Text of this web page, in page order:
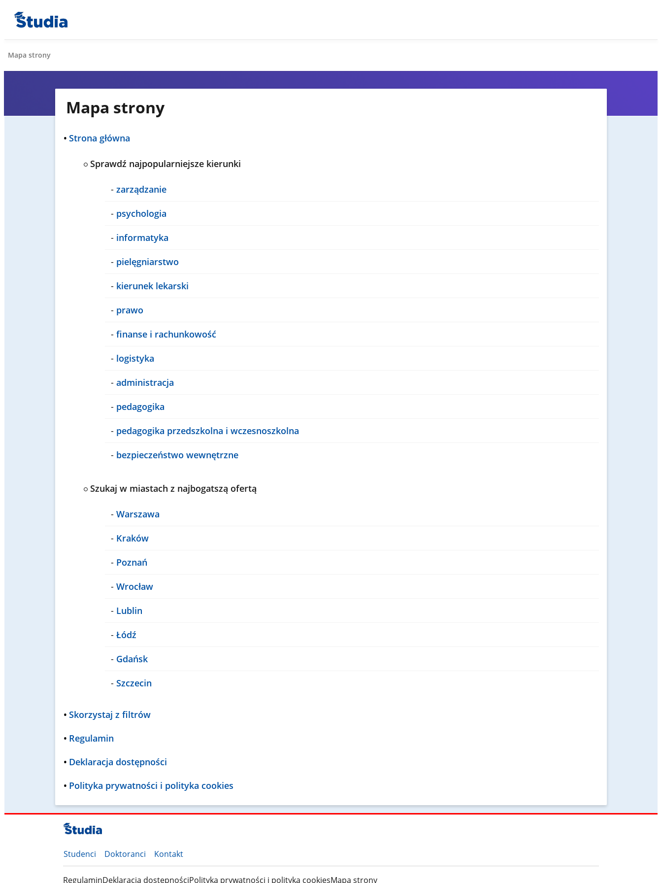
Mapa strony
Mapa strony
• Strona główna
Sprawdź najpopularniejsze kierunki
- zarządzanie
- psychologia
- informatyka
- pielęgniarstwo
- kierunek lekarski
- prawo
- finanse i rachunkowość
- logistyka
- administracja
- pedagogika
- pedagogika przedszkolna i wczesnoszkolna
- bezpieczeństwo wewnętrzne
Szukaj w miastach z najbogatszą ofertą
- Warszawa
- Kraków
- Poznań
- Wrocław
- Lublin
- Łódź
- Gdańsk
- Szczecin
• Skorzystaj z filtrów
• Regulamin
• Deklaracja dostępności
• Polityka prywatności i polityka cookies
Studenci Doktoranci Kontakt
RegulaminDeklaracja dostępnościPolityka prywatności i polityka cookiesMapa strony